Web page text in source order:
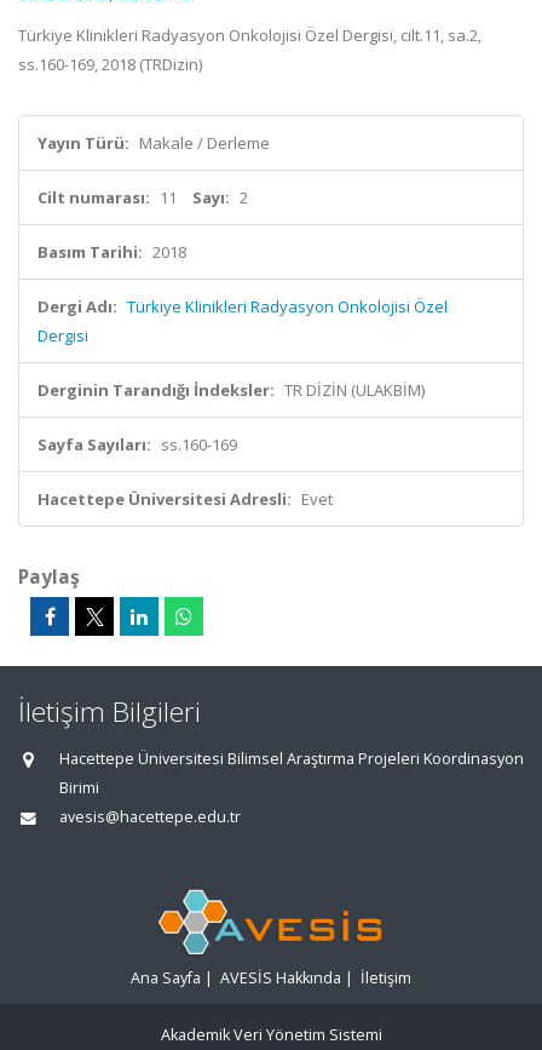
Türkiye Klinikleri Radyasyon Onkolojisi Özel Dergisi, cilt.11, sa.2,
ss.160-169, 2018 (TRDizin)
Yayın Türü: Makale / Derleme
Cilt numarası: 11 Sayı: 2
Basım Tarihi: 2018
Dergi Adı: Türkiye Klinikleri Radyasyon Onkolojisi Özel
Dergisi
Derginin Tarandığı İndeksler: TR DİZİN (ULAKBİM)
Sayfa Sayıları: ss.160-169
Hacettepe Üniversitesi Adresli: Evet
Paylaş
İletişim Bilgileri
Hacettepe Üniversitesi Bilimsel Araştırma Projeleri Koordinasyon
Birimi
avesis@hacettepe.edu.tr
Ana Sayfa | AVESİS Hakkında | İletişim
Akademik Veri Yönetim Sistemi